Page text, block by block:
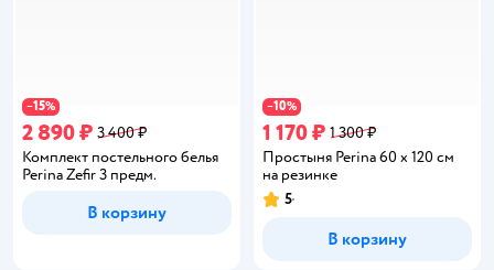
−15%
2 890 ₽ 3 400 ₽
Комплект постельного белья
Perina Zefir 3 предм.
В корзину
−10%
1 170 ₽ 1 300 ₽
Простыня Perina 60 x 120 см
на резинке
Рейтинг:
5
В корзину